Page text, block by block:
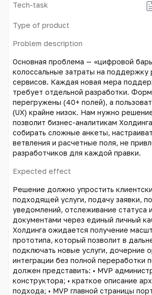
Tech-task
Type of product
Problem description
Основная проблема — «цифровой
колоссальные затраты на поддержку
сервисов. Каждая новая мера
требует отдельной разработки.
перегружены (40+ полей), а
(UX) крайне низок. Нам нужно
позволит бизнес-аналитикам
собирать сложные анкеты,
ветвления и расчетные поля, не
разработчиков для каждой правки.
Expected effect
Решение должно упростить
подходящей услуги, подачу заявки,
уведомлений, отслеживание статуса
документами через единый личный
Холдинга ожидается получение
прототипа, который позволит в
подключать новые услуги, дочерние
интеграции без полной переработки
должен представить: • MVP
конструктора; • краткое описание
подхода; • MVP главной страницы